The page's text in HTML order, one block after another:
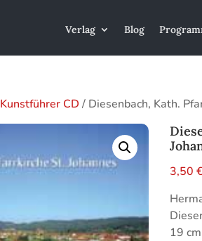
Verlag Blog
Kunstführer CD / Diesenbach, Kath.
3,50
19